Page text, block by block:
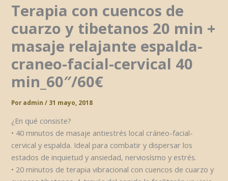
Terapia con cuencos de
cuarzo y tibetanos 20 min +
masaje relajante espalda-
craneo-facial-cervical 40
min_60″/60€
Poradmin/ 31 mayo, 2018
¿En qué consiste?
• 40 minutos de masaje antiestrés local cráneo-facial-
cervical y espalda. Ideal para combatir y dispersar los
estados de inquietud y ansiedad, nerviosísmo y estrés.
• 20 minutos de terapia vibracional con cuencos de cuarzo y